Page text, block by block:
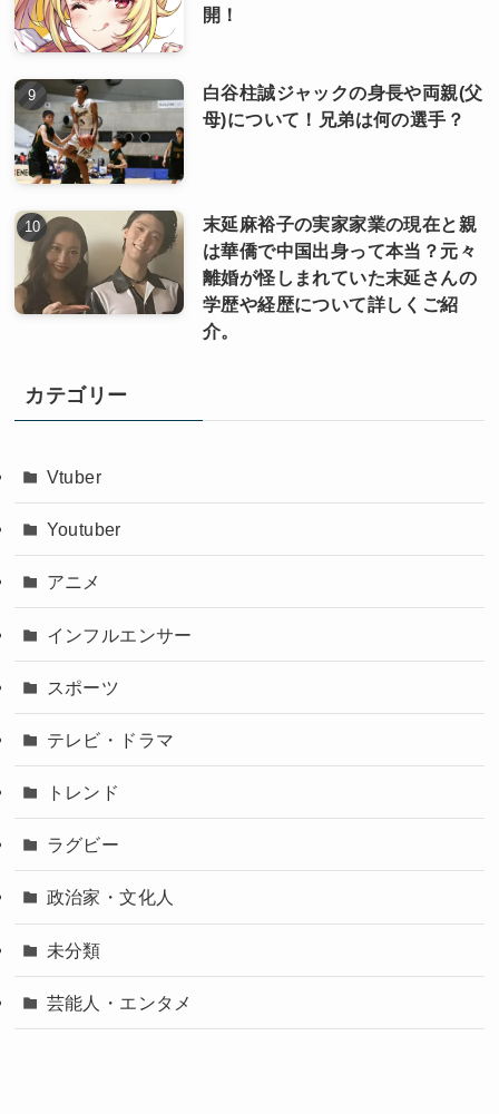
開！
白谷柱誠ジャックの身長や両親(父
母)について！兄弟は何の選手？
末延麻裕子の実家家業の現在と親
は華僑で中国出身って本当？元々
離婚が怪しまれていた末延さんの
学歴や経歴について詳しくご紹
介。
カテゴリー
Vtuber
Youtuber
アニメ
インフルエンサー
スポーツ
テレビ・ドラマ
トレンド
ラグビー
政治家・文化人
未分類
芸能人・エンタメ